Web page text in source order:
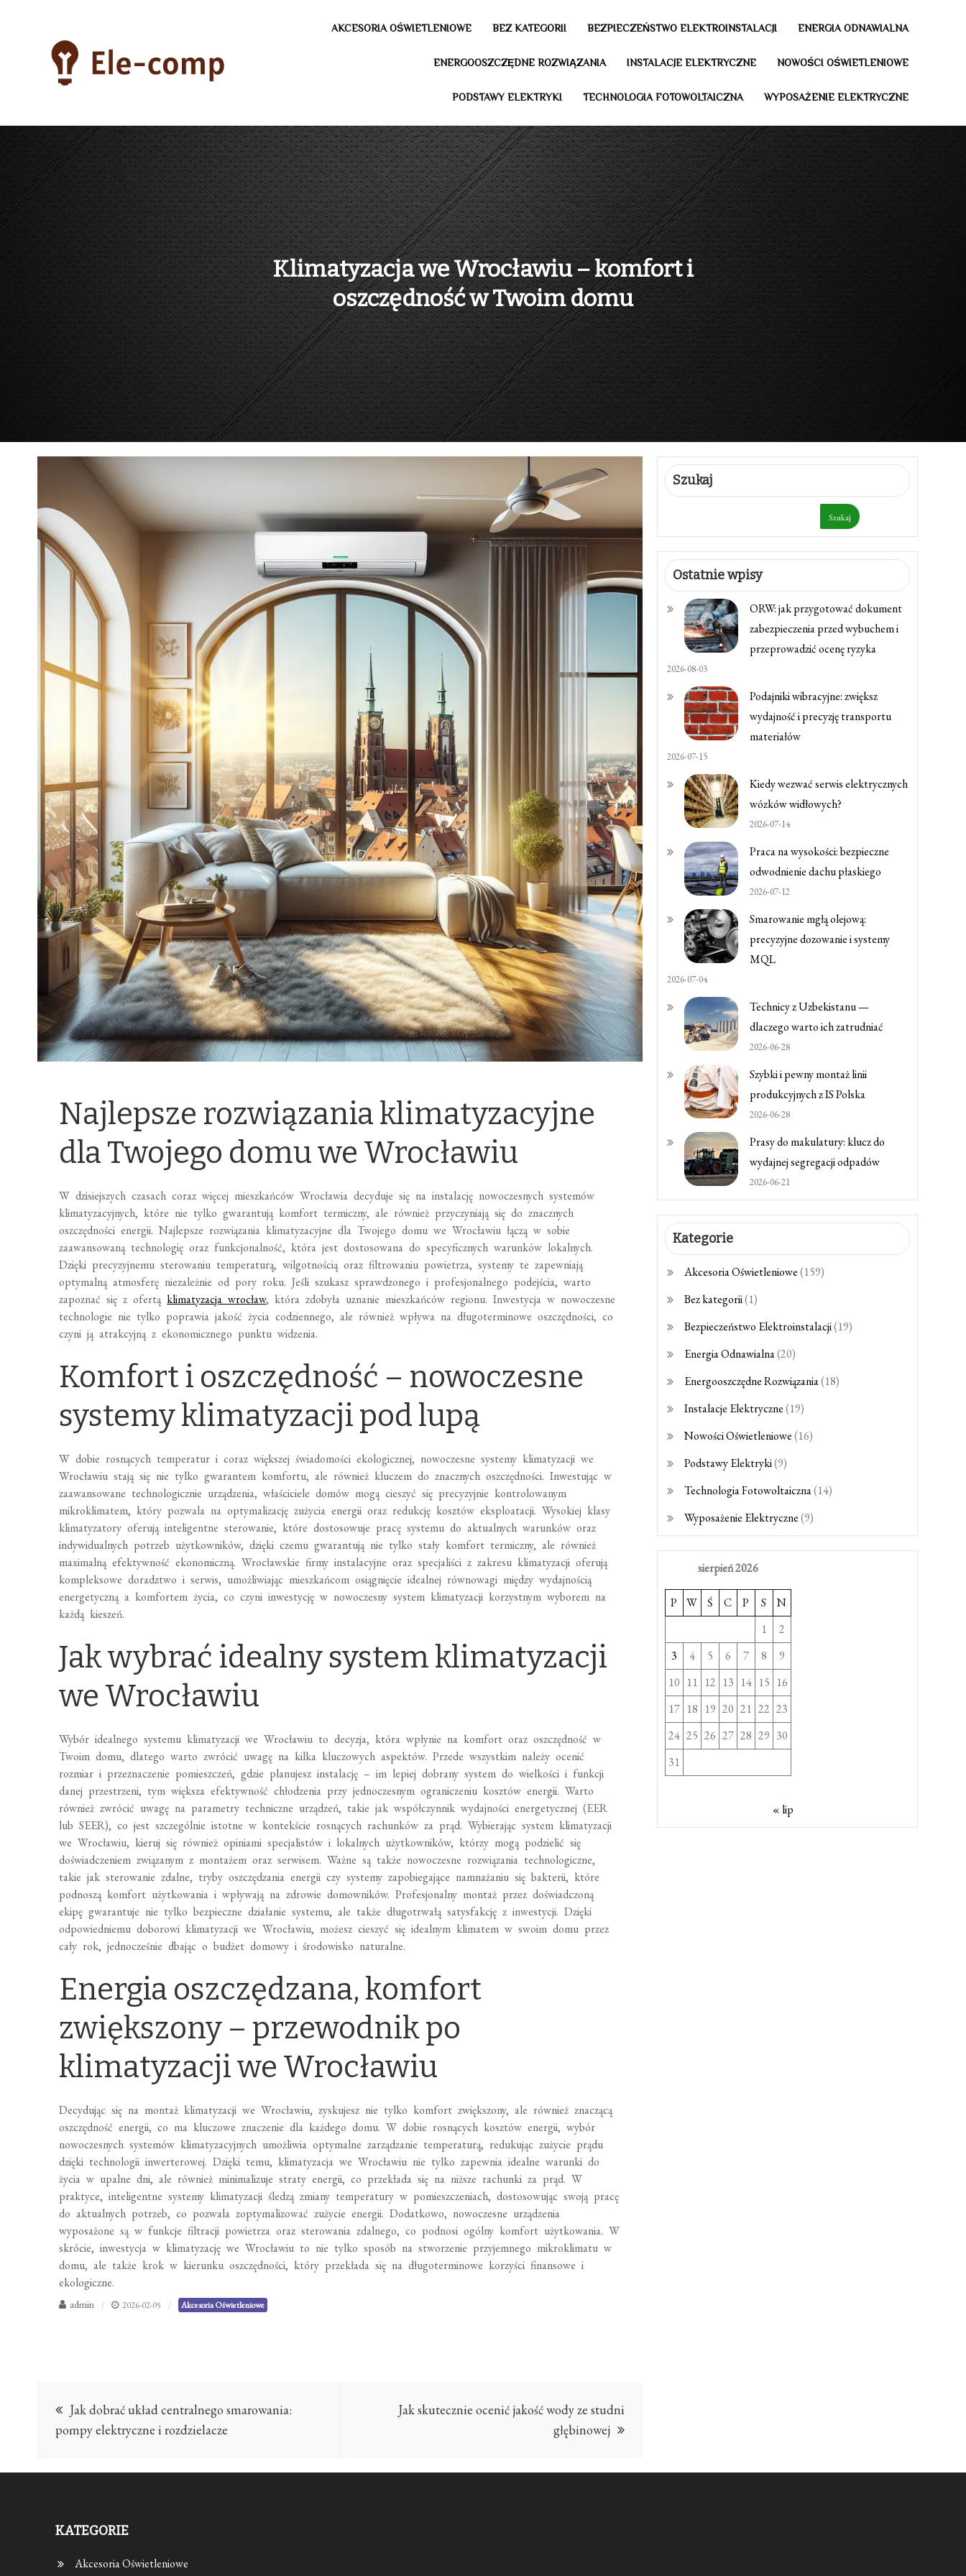
AKCESORIA OŚWIETLENIOWE BEZ KATEGORII BEZPIECZEŃSTWO ELEKTROINSTALACJI ENERGIA ODNAWIALNA
ENERGOOSZCZĘDNE ROZWIĄZANIA INSTALACJE ELEKTRYCZNE NOWOŚCI OŚWIETLENIOWE
PODSTAWY ELEKTRYKI TECHNOLOGIA FOTOWOLTAICZNA WYPOSAŻENIE ELEKTRYCZNE
Klimatyzacja we Wrocławiu – komfort i
oszczędność w Twoim domu
Najlepsze rozwiązania klimatyzacyjne
dla Twojego domu we Wrocławiu
W dzisiejszych czasach coraz więcej mieszkańców Wrocławia decyduje się na instalację nowoczesnych systemów
klimatyzacyjnych, które nie tylko gwarantują komfort termiczny, ale również przyczyniają się do znacznych
oszczędności energii. Najlepsze rozwiązania klimatyzacyjne dla Twojego domu we Wrocławiu łączą w sobie
zaawansowaną technologię oraz funkcjonalność, która jest dostosowana do specyficznych warunków lokalnych.
Dzięki precyzyjnemu sterowaniu temperaturą, wilgotnością oraz filtrowaniu powietrza, systemy te zapewniają
optymalną atmosferę niezależnie od pory roku. Jeśli szukasz sprawdzonego i profesjonalnego podejścia, warto
zapoznać się z ofertą klimatyzacja wrocław, która zdobyła uznanie mieszkańców regionu. Inwestycja w nowoczesne
technologie nie tylko poprawia jakość życia codziennego, ale również wpływa na długoterminowe oszczędności, co
czyni ją atrakcyjną z ekonomicznego punktu widzenia.
Komfort i oszczędność – nowoczesne
systemy klimatyzacji pod lupą
W dobie rosnących temperatur i coraz większej świadomości ekologicznej, nowoczesne systemy klimatyzacji we
Wrocławiu stają się nie tylko gwarantem komfortu, ale również kluczem do znacznych oszczędności. Inwestując w
zaawansowane technologicznie urządzenia, właściciele domów mogą cieszyć się precyzyjnie kontrolowanym
mikroklimatem, który pozwala na optymalizację zużycia energii oraz redukcję kosztów eksploatacji. Wysokiej klasy
klimatyzatory oferują inteligentne sterowanie, które dostosowuje pracę systemu do aktualnych warunków oraz
indywidualnych potrzeb użytkowników, dzięki czemu gwarantują nie tylko stały komfort termiczny, ale również
maximalną efektywność ekonomiczną. Wrocławskie firmy instalacyjne oraz specjaliści z zakresu klimatyzacji oferują
kompleksowe doradztwo i serwis, umożliwiając mieszkańcom osiągnięcie idealnej równowagi między wydajnością
energetyczną a komfortem życia, co czyni inwestycję w nowoczesny system klimatyzacji korzystnym wyborem na
każdą kieszeń.
Jak wybrać idealny system klimatyzacji
we Wrocławiu
Wybór idealnego systemu klimatyzacji we Wrocławiu to decyzja, która wpłynie na komfort oraz oszczędność w
Twoim domu, dlatego warto zwrócić uwagę na kilka kluczowych aspektów. Przede wszystkim należy ocenić
rozmiar i przeznaczenie pomieszczeń, gdzie planujesz instalację – im lepiej dobrany system do wielkości i funkcji
danej przestrzeni, tym większa efektywność chłodzenia przy jednoczesnym ograniczeniu kosztów energii. Warto
również zwrócić uwagę na parametry techniczne urządzeń, takie jak współczynnik wydajności energetycznej (EER
lub SEER), co jest szczególnie istotne w kontekście rosnących rachunków za prąd. Wybierając system klimatyzacji
we Wrocławiu, kieruj się również opiniami specjalistów i lokalnych użytkowników, którzy mogą podzielić się
doświadczeniem związanym z montażem oraz serwisem. Ważne są także nowoczesne rozwiązania technologiczne,
takie jak sterowanie zdalne, tryby oszczędzania energii czy systemy zapobiegające namnażaniu się bakterii, które
podnoszą komfort użytkowania i wpływają na zdrowie domowników. Profesjonalny montaż przez doświadczoną
ekipę gwarantuje nie tylko bezpieczne działanie systemu, ale także długotrwałą satysfakcję z inwestycji. Dzięki
odpowiedniemu doborowi klimatyzacji we Wrocławiu, możesz cieszyć się idealnym klimatem w swoim domu przez
cały rok, jednocześnie dbając o budżet domowy i środowisko naturalne.
Energia oszczędzana, komfort
zwiększony – przewodnik po
klimatyzacji we Wrocławiu
Decydując się na montaż klimatyzacji we Wrocławiu, zyskujesz nie tylko komfort zwiększony, ale również znaczącą
oszczędność energii, co ma kluczowe znaczenie dla każdego domu. W dobie rosnących kosztów energii, wybór
nowoczesnych systemów klimatyzacyjnych umożliwia optymalne zarządzanie temperaturą, redukując zużycie prądu
dzięki technologii inwerterowej. Dzięki temu, klimatyzacja we Wrocławiu nie tylko zapewnia idealne warunki do
życia w upalne dni, ale również minimalizuje straty energii, co przekłada się na niższe rachunki za prąd. W
praktyce, inteligentne systemy klimatyzacji śledzą zmiany temperatury w pomieszczeniach, dostosowując swoją pracę
do aktualnych potrzeb, co pozwala zoptymalizować zużycie energii. Dodatkowo, nowoczesne urządzenia
wyposażone są w funkcje filtracji powietrza oraz sterowania zdalnego, co podnosi ogólny komfort użytkowania. W
skrócie, inwestycja w klimatyzację we Wrocławiu to nie tylko sposób na stworzenie przyjemnego mikroklimatu w
domu, ale także krok w kierunku oszczędności, który przekłada się na długoterminowe korzyści finansowe i
ekologiczne.
admin 2026-02-05 Akcesoria Oświetleniowe
Nawigacja
wpisu
Jak dobrać układ centralnego smarowania:
pompy elektryczne i rozdzielacze
Jak skutecznie ocenić jakość wody ze studni
głębinowej
Szukaj
Szukaj
Ostatnie wpisy
ORW: jak przygotować dokument
zabezpieczenia przed wybuchem i
przeprowadzić ocenę ryzyka
2026-08-03
Podajniki wibracyjne: zwiększ
wydajność i precyzję transportu
materiałów
2026-07-15
Kiedy wezwać serwis elektrycznych
wózków widłowych?
2026-07-14
Praca na wysokości: bezpieczne
odwodnienie dachu płaskiego
2026-07-12
Smarowanie mgłą olejową:
precyzyjne dozowanie i systemy
MQL
2026-07-04
Technicy z Uzbekistanu —
dlaczego warto ich zatrudniać
2026-06-28
Szybki i pewny montaż linii
produkcyjnych z IS Polska
2026-06-28
Prasy do makulatury: klucz do
wydajnej segregacji odpadów
2026-06-21
Kategorie
Akcesoria Oświetleniowe(159)
Bez kategorii(1)
Bezpieczeństwo Elektroinstalacji(19)
Energia Odnawialna(20)
Energooszczędne Rozwiązania(18)
Instalacje Elektryczne(19)
Nowości Oświetleniowe(16)
Podstawy Elektryki(9)
Technologia Fotowoltaiczna(14)
Wyposażenie Elektryczne(9)
sierpień 2026
P W Ś C P S
N
1
2
3
4 5 6 7 8
9
10 11 12 13 14 15 16
17 18 19 20 21 22 23
24 25 26 27 28 29 30
31
« lip
KATEGORIE
Akcesoria Oświetleniowe